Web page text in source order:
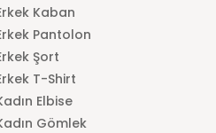
Kaban
Pantolon
Şort
T-Shirt
Elbise
Gömlek